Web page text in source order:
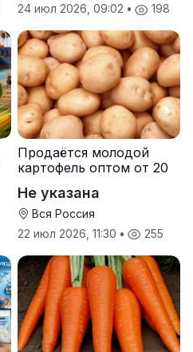
24 июл 2026, 09:02 • 198
Продаётся молодой
картофель оптом от 20
Не указана
Вся Россия
22 июл 2026, 11:30 • 255